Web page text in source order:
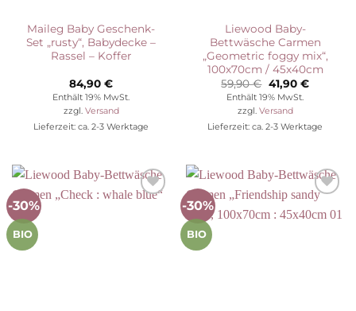
Maileg Baby Geschenk-
Set „rusty“, Babydecke –
Rassel – Koffer
84,90 €
Enthält 19% MwSt.
zzgl. Versand
Lieferzeit: ca. 2-3 Werktage
Liewood Baby-
Bettwäsche Carmen
„Geometric foggy mix“,
100x70cm / 45x40cm
59,90€ Ursprünglicher
Preis
war:
59,90 €
41,90 €
Enthält 19% MwSt.
zzgl. Versand
Lieferzeit: ca. 2-3 Werktage
-30%
BIO
-30%
BIO
Wunschliste